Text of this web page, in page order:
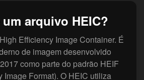
arquivo HEIC?
Efficiency Image Container. É
de imagem desenvolvido
como parte do padrão HEIF
Image Format). O HEIC utiliza